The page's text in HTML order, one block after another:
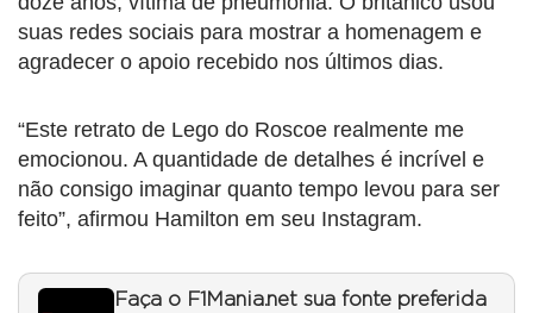
suas redes sociais para mostrar a homenagem e
agradecer o apoio recebido nos últimos dias.
“Este retrato de Lego do Roscoe realmente me
emocionou. A quantidade de detalhes é incrível e
não consigo imaginar quanto tempo levou para ser
feito”, afirmou Hamilton em seu Instagram.
Faça o F1Mania.net sua fonte preferida